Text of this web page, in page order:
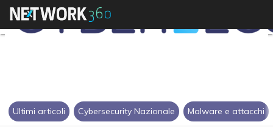
Ultimi articoli Cybersecurity Nazionale Malware e attacchi